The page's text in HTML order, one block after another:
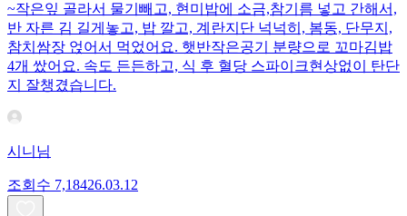
~작은잎 골라서 물기빼고, 현미밥에 소금,참기름 넣고 간해서,
반 자른 김 길게놓고, 밥 깔고, 계란지단 넉넉히, 봄동, 단무지,
참치쌈장 얹어서 먹었어요. 햇반작은공기 분량으로 꼬마김밥
4개 쌌어요. 속도 든든하고, 식 후 혈당 스파이크현상없이 탄단
지 잘챙겼습니다.
시니님
조회수 7,18426.03.12